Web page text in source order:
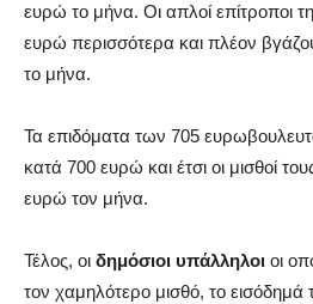
ευρώ το μήνα. Οι απλοί επίτροποι
ευρώ περισσότερα και πλέον
το μήνα.
Τα επιδόματα των 705
κατά 700 ευρώ και έτσι οι μισθοί
ευρώ τον μήνα.
Τέλος, οι δημόσιοι υπάλληλοι οι
τον χαμηλότερο μισθό, το εισόδημά